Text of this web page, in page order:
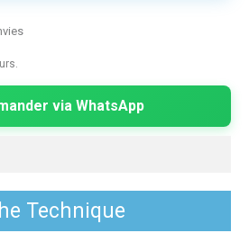
via WhatsApp
Technique